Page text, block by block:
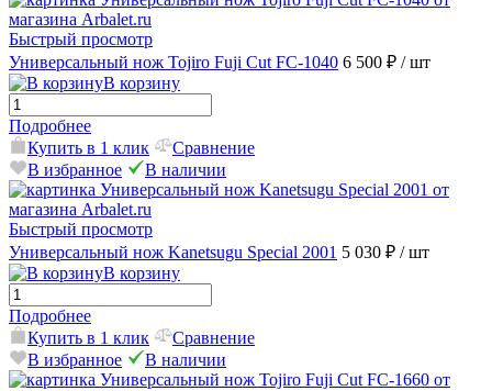
Быстрый просмотр
Универсальный нож Tojiro Fuji Cut FC-1040 6 500 ₽ / шт
В корзину
Подробнее
Купить в 1 клик
Сравнение
В избранное
В наличии
Быстрый просмотр
Универсальный нож Kanetsugu Special 2001 5 030 ₽ / шт
В корзину
Подробнее
Купить в 1 клик
Сравнение
В избранное
В наличии